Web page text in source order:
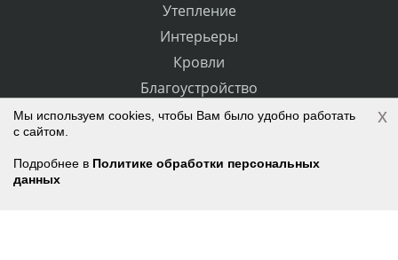
Утепление
Интерьеры
Кровли
Благоустройство
Инженерия
Войти
Регистрация
Корзина
Мы используем cookies, чтобы Вам было удобно работать
с сайтом.
Подробнее в Политике обработки персональных
данных
x